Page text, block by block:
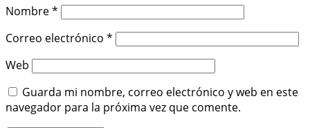
Nombre*
Correo electrónico *
Web
Guarda mi nombre, correo electrónico y web en este
navegador para la próxima vez que comente.